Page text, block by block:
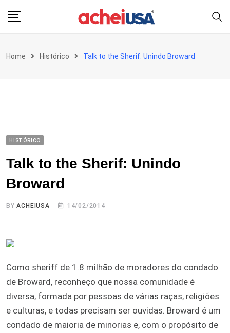
Home Histórico Talk to the Sherif: Unindo Broward
HISTÓRICO
Talk to the Sherif: Unindo
Broward
BYACHEIUSA 14/02/2014
Como sheriff de 1.8 milhão de moradores do condado
de Broward, reconheço que nossa comunidade é
diversa, formada por pessoas de várias raças, religiões
e culturas, e todas precisam ser ouvidas. Broward é um
condado de maioria de minorias e, com o propósito de